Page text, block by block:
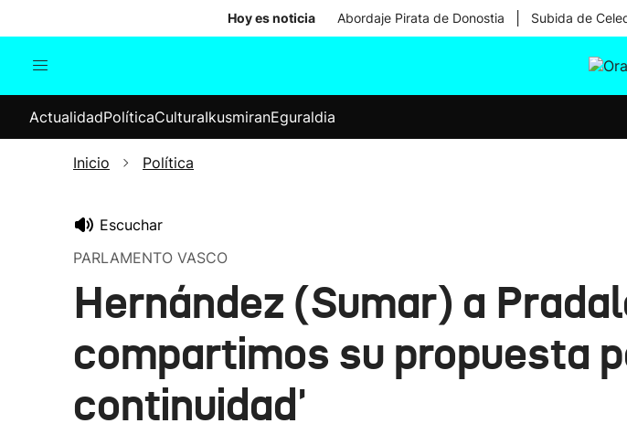
Hoy es noticia Abordaje Pirata de Donostia Subida de
Internacional
Elecciones
ActualidadPolíticaCulturaIkusmiranEguraldia
Inicio Política
Escuchar
PARLAMENTO VASCO
Hernández (Sumar) a
compartimos su propuesta
continuidad'